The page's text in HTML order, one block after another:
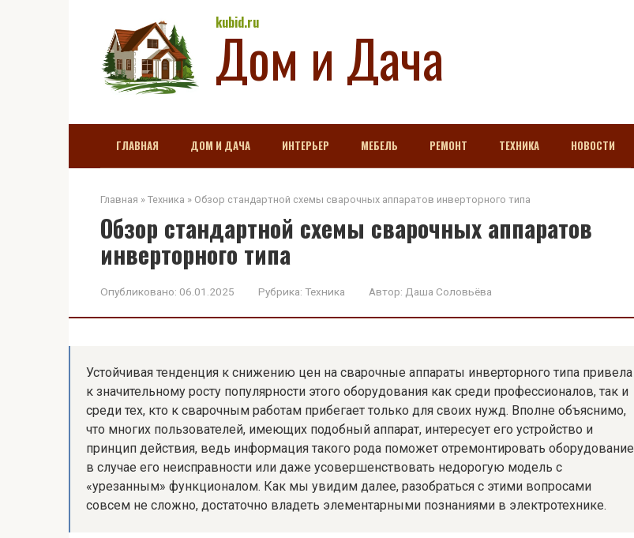
kubid.ru
Дом и Дача
ГЛАВНАЯ ДОМ И ДАЧА ИНТЕРЬЕР МЕБЕЛЬ РЕМОНТ ТЕХНИКА НОВОСТИ
Главная » Техника » Обзор стандартной схемы сварочных аппаратов инверторного типа
Обзор стандартной схемы сварочных аппаратов
инверторного типа
Опубликовано: 06.01.2025 Рубрика: Техника Автор: Даша Соловьёва
Устойчивая тенденция к снижению цен на сварочные аппараты инверторного типа привела
к значительному росту популярности этого оборудования как среди профессионалов, так и
среди тех, кто к сварочным работам прибегает только для своих нужд. Вполне объяснимо,
что многих пользователей, имеющих подобный аппарат, интересует его устройство и
принцип действия, ведь информация такого рода поможет отремонтировать оборудование
в случае его неисправности или даже усовершенствовать недорогую модель с
«урезанным» функционалом. Как мы увидим далее, разобраться с этими вопросами
совсем не сложно, достаточно владеть элементарными познаниями в электротехнике.